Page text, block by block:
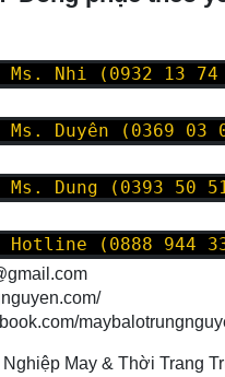
Ms. Nhi (0932 13
Ms. Duyên (0369 03
Ms. Dung (0393 50
Hotline (0888 944
May & Thời Trang